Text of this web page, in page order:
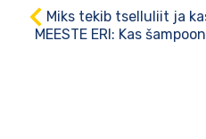
Miks tekib tselluliit ja
MEESTE ERI: Kas